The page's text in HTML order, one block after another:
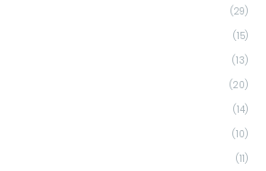
(29)
(15)
(13)
(20)
(14)
(10)
(11)